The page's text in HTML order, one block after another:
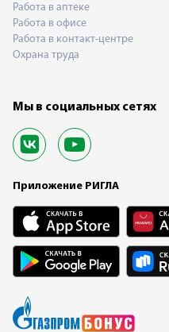
Работа в аптеке
Работа в офисе
Работа в контакт-центре
Охрана труда
Мы в социальных сетях
Приложение РИГЛА